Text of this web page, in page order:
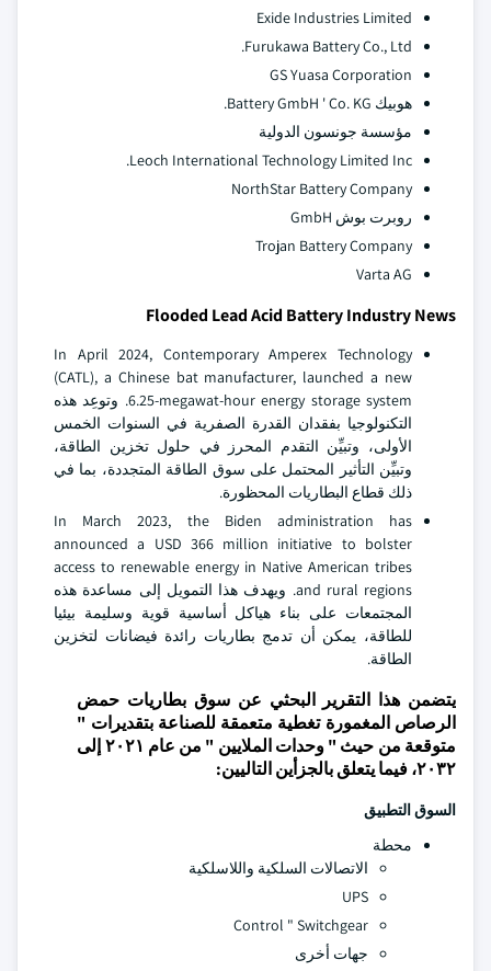
Exide Industries Limited
Furukawa Battery Co., Ltd.
GS Yuasa Corporation
هوبيك Battery GmbH ' Co. KG.
مؤسسة جونسون الدولية
Leoch International Technology Limited Inc.
NorthStar Battery Company
روبرت بوش GmbH
Trojan Battery Company
Varta AG
Flooded Lead Acid Battery Industry News
In April 2024, Contemporary Amperex Technology
(CATL), a Chinese bat manufacturer, launched a new
6.25-megawat-hour energy storage system. وتوعِد هذه
التكنولوجيا بفقدان القدرة الصفرية في السنوات الخمس
الأولى، وتبيِّن التقدم المحرز في حلول تخزين الطاقة،
وتبيِّن التأثير المحتمل على سوق الطاقة المتجددة، بما في
ذلك قطاع البطاريات المحظورة.
In March 2023, the Biden administration has
announced a USD 366 million initiative to bolster
access to renewable energy in Native American tribes
and rural regions. ويهدف هذا التمويل إلى مساعدة هذه
المجتمعات على بناء هياكل أساسية قوية وسليمة بيئيا
للطاقة، يمكن أن تدمج بطاريات رائدة فيضانات لتخزين
الطاقة.
يتضمن هذا التقرير البحثي عن سوق بطاريات حمض
الرصاص المغمورة تغطية متعمقة للصناعة بتقديرات "
متوقعة من حيث " وحدات الملايين " من عام ٢٠٢١ إلى
٢٠٣٢، فيما يتعلق بالجزأين التاليين:
السوقالتطبيق
محطة
الاتصالات السلكية واللاسلكية
UPS
Control " Switchgear
جهات أخرى